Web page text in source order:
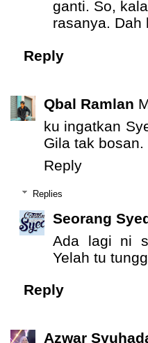
ganti. So,
rasanya. Dah
Reply
Qbal Ramlan
ku ingatkan
Gila tak
Reply
Replies
Seorang
Ada lagi ni
Yelah tu
Reply
Azwar